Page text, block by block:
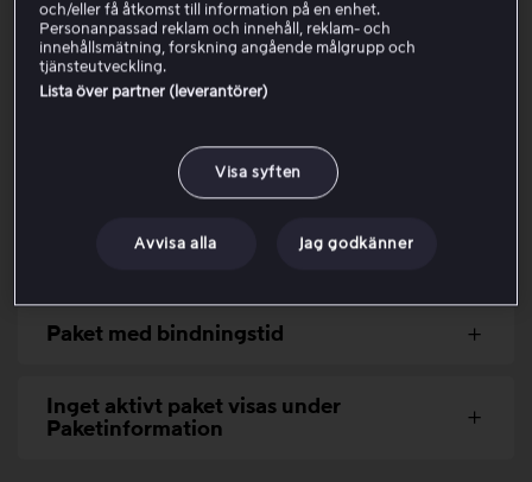
beroende på om du är direktkund, partnerkund eller
har ett paket via Apple.
Nedgradera paket hos en partner
Paket med bindningstid
Inget aktivt paket visas under
Paketinformation
och/eller få åtkomst till information på en enhet.
Personanpassad reklam och innehåll, reklam- och
innehållsmätning, forskning angående målgrupp och
tjänsteutveckling.
Lista över partner (leverantörer)
Visa syften
Avvisa alla Jag godkänner